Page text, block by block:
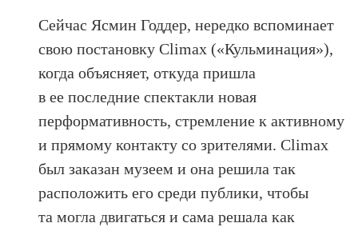
Сейчас Ясмин Годдер, нередко вспоминает
свою постановку Climax («Кульминация»),
когда объясняет, откуда пришла
в ее последние спектакли новая
перформативность, стремление к активному
и прямому контакту со зрителями. Climax
был заказан музеем и она решила так
расположить его среди публики, чтобы
та могла двигаться и сама решала как